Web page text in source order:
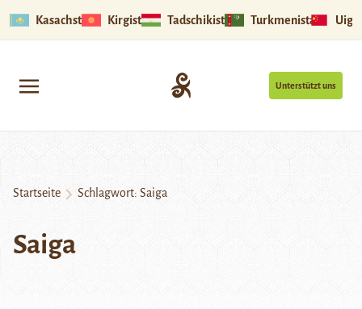
Kasachstan Kirgistan Tadschikistan Turkmenistan
Unterstützt uns
Startseite Schlagwort: Saiga
Saiga